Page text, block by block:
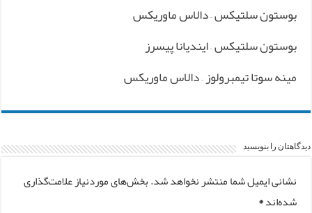
بوستون سلتیکس – دالاس ماوریکس
بوستون سلتیکس – ایندیانا پیسرز
مینه سوتا تیمبرولوز – دالاس ماوریکس
دیدگاهتان را بنویسید
نشانی ایمیل شما منتشر نخواهد شد.بخش‌های موردنیاز علامت‌گذاری
شده‌اند*